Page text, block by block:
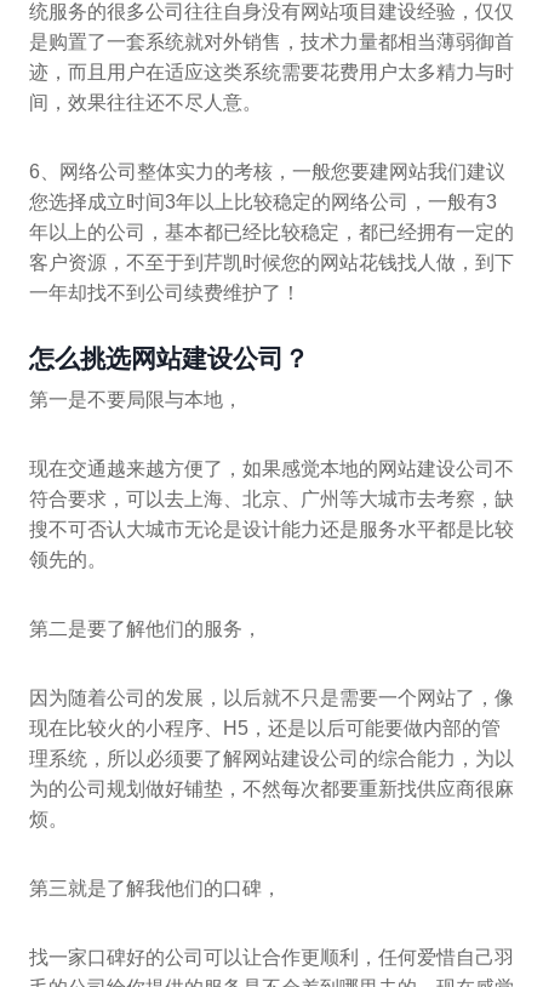
统服务的很多公司往往自身没有网站项目建设经验，仅仅
是购置了一套系统就对外销售，技术力量都相当薄弱御首
迹，而且用户在适应这类系统需要花费用户太多精力与时
间，效果往往还不尽人意。
6、网络公司整体实力的考核，一般您要建网站我们建议
您选择成立时间3年以上比较稳定的网络公司，一般有3
年以上的公司，基本都已经比较稳定，都已经拥有一定的
客户资源，不至于到芹凯时候您的网站花钱找人做，到下
一年却找不到公司续费维护了！
怎么挑选网站建设公司？
第一是不要局限与本地，
现在交通越来越方便了，如果感觉本地的网站建设公司不
符合要求，可以去上海、北京、广州等大城市去考察，缺
搜不可否认大城市无论是设计能力还是服务水平都是比较
领先的。
第二是要了解他们的服务，
因为随着公司的发展，以后就不只是需要一个网站了，像
现在比较火的小程序、H5，还是以后可能要做内部的管
理系统，所以必须要了解网站建设公司的综合能力，为以
为的公司规划做好铺垫，不然每次都要重新找供应商很麻
烦。
第三就是了解我他们的口碑，
找一家口碑好的公司可以让合作更顺利，任何爱惜自己羽